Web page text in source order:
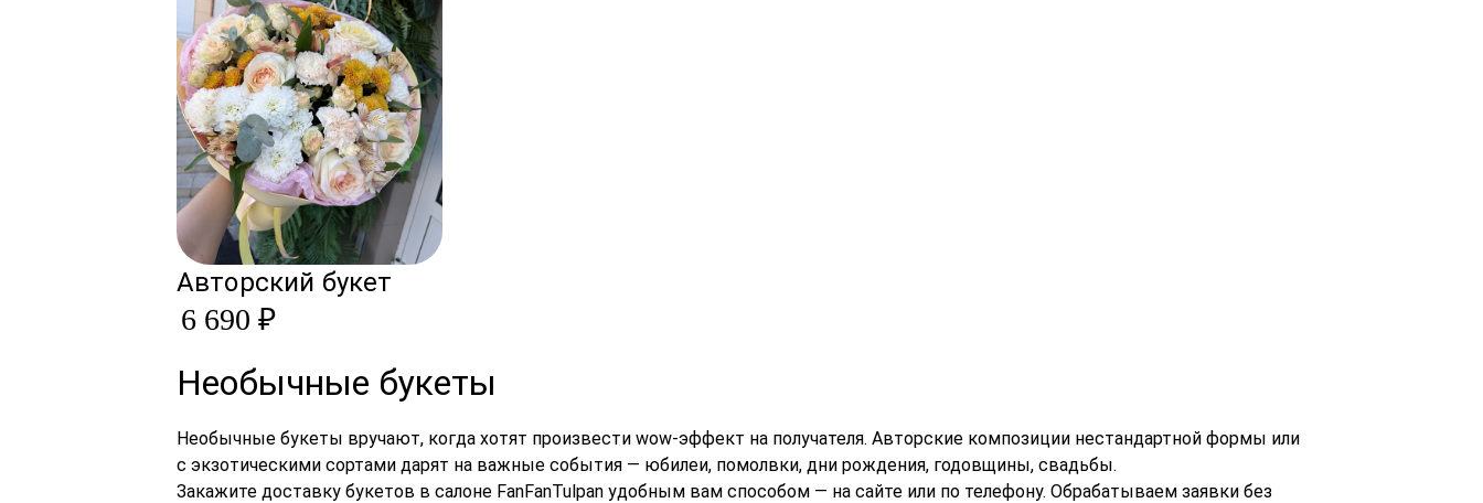
Авторский букет
6 690 ₽
Необычные букеты
Необычные букеты вручают, когда хотят произвести wow-эффект на получателя. Авторские композиции нестандартной формы или
с экзотическими сортами дарят на важные события — юбилеи, помолвки, дни рождения, годовщины, свадьбы.
Закажите доставку букетов в салоне FanFanTulpan удобным вам способом — на сайте или по телефону. Обрабатываем заявки без